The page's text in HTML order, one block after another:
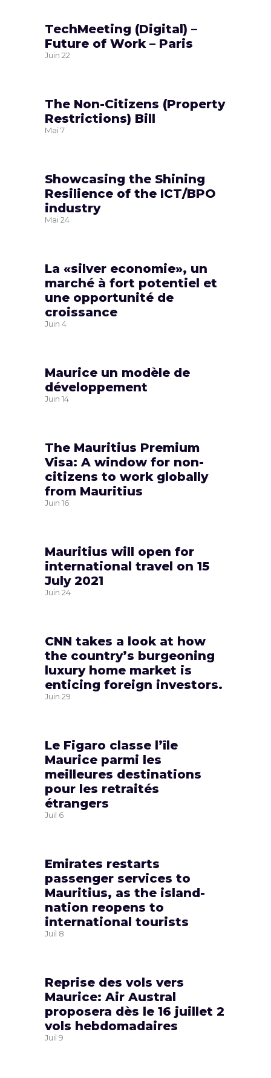
TechMeeting (Digital) –
Future of Work – Paris
Juin 22
The Non-Citizens (Property
Restrictions) Bill
Mai7
Showcasing the Shining
Resilience of the ICT/BPO
industry
Mai24
La «silver economie», un
marché à fort potentiel et
une opportunité de
croissance
Juin 4
Maurice un modèle de
développement
Juin 14
The Mauritius Premium
Visa: A window for non-
citizens to work globally
from Mauritius
Juin 16
Mauritius will open for
international travel on 15
July 2021
Juin 24
CNN takes a look at how
the country’s burgeoning
luxury home market is
enticing foreign investors.
Juin 29
Le Figaro classe l’île
Maurice parmi les
meilleures destinations
pour les retraités
étrangers
Juil 6
Emirates restarts
passenger services to
Mauritius, as the island-
nation reopens to
international tourists
Juil 8
Reprise des vols vers
Maurice: Air Austral
proposera dès le 16 juillet 2
vols hebdomadaires
Juil 9